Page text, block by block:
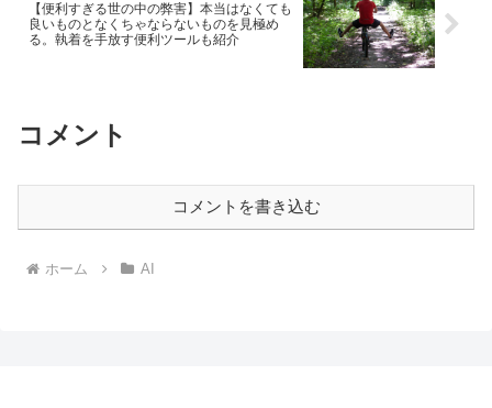
【便利すぎる世の中の弊害】本当はなくても
良いものとなくちゃならないものを見極め
る。執着を手放す便利ツールも紹介
コメント
コメントを書き込む
ホーム AI